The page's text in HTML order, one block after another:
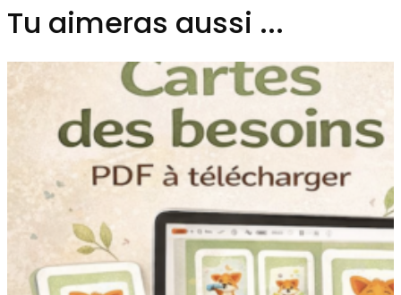
Tu aimeras aussi ...